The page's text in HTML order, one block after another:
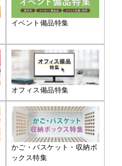
イベント備品特集
オフィス備品特集
かご・バスケット・収納ボ
ックス特集